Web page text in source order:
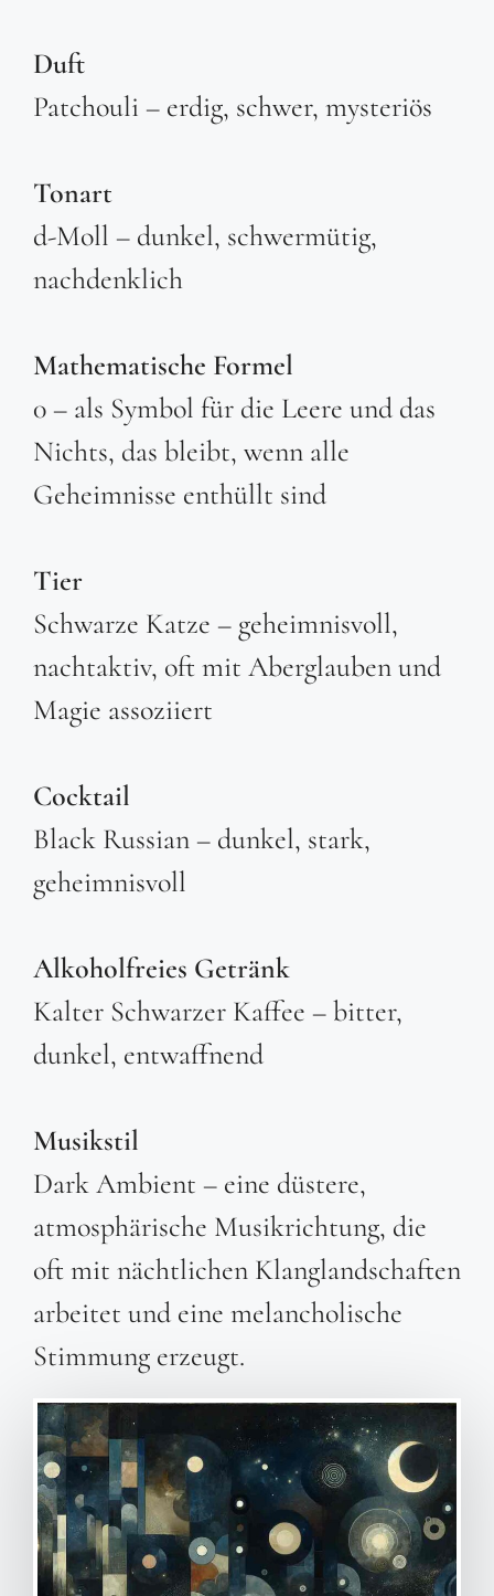
Duft
Patchouli – erdig, schwer, mysteriös
Tonart
d-Moll – dunkel, schwermütig,
nachdenklich
Mathematische Formel
0 – als Symbol für die Leere und das
Nichts, das bleibt, wenn alle
Geheimnisse enthüllt sind
Tier
Schwarze Katze – geheimnisvoll,
nachtaktiv, oft mit Aberglauben und
Magie assoziiert
Cocktail
Black Russian – dunkel, stark,
geheimnisvoll
Alkoholfreies Getränk
Kalter Schwarzer Kaffee – bitter,
dunkel, entwaffnend
Musikstil
Dark Ambient – eine düstere,
atmosphärische Musikrichtung, die
oft mit nächtlichen Klanglandschaften
arbeitet und eine melancholische
Stimmung erzeugt.